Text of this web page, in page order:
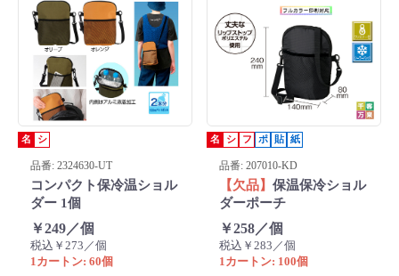
名 シ
品番: 2324630-UT
コンパクト保冷温ショル
ダー 1個
￥249／個
税込￥273／個
1カートン: 60個
名 シ フ ポ 貼 紙
品番: 207010-KD
【欠品】 保温保冷ショル
ダーポーチ
￥258／個
税込￥283／個
1カートン: 100個